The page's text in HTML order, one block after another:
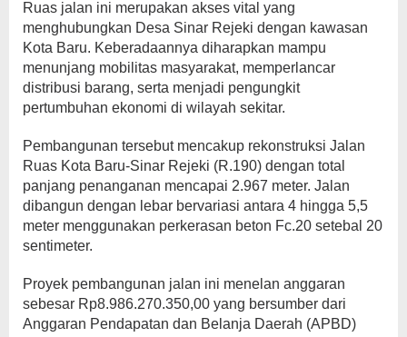
Ruas jalan ini merupakan akses vital yang
menghubungkan Desa Sinar Rejeki dengan kawasan
Kota Baru. Keberadaannya diharapkan mampu
menunjang mobilitas masyarakat, memperlancar
distribusi barang, serta menjadi pengungkit
pertumbuhan ekonomi di wilayah sekitar.
Pembangunan tersebut mencakup rekonstruksi Jalan
Ruas Kota Baru-Sinar Rejeki (R.190) dengan total
panjang penanganan mencapai 2.967 meter. Jalan
dibangun dengan lebar bervariasi antara 4 hingga 5,5
meter menggunakan perkerasan beton Fc.20 setebal 20
sentimeter.
Proyek pembangunan jalan ini menelan anggaran
sebesar Rp8.986.270.350,00 yang bersumber dari
Anggaran Pendapatan dan Belanja Daerah (APBD)